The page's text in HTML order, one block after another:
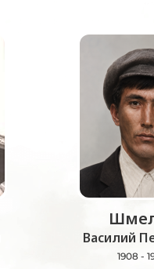
Василий
1908 -